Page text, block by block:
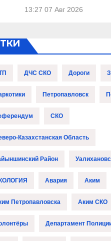
13:27 07 Авг 2026
ДЧС СКО Дороги
Петропавловск
СКО
Казахстанская Область
Район
Авария Аким
Петропавловска Аким СКО
Департамент